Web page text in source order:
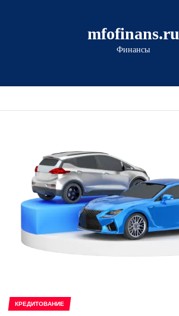
mfofinans.ru
Финансы
КРЕДИТОВАНИЕ